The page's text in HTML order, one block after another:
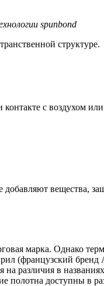
spunbond
структуре.
с воздухом
вещества,
марка. Однако
(французский
различия в
полотна доступны в